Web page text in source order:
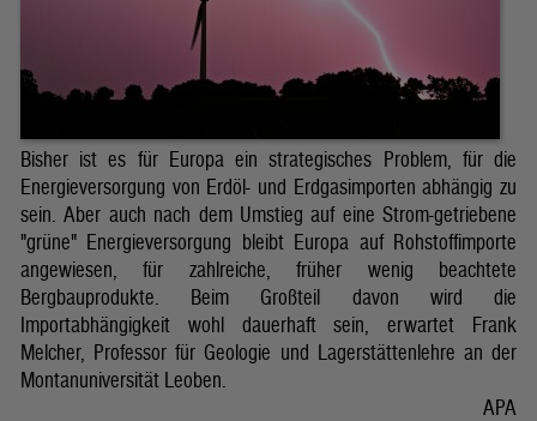
Bisher ist es für Europa ein strategisches Problem, für die
Energieversorgung von Erdöl- und Erdgasimporten abhängig zu
sein. Aber auch nach dem Umstieg auf eine Strom-getriebene
"grüne" Energieversorgung bleibt Europa auf Rohstoffimporte
angewiesen, für zahlreiche, früher wenig beachtete
Bergbauprodukte. Beim Großteil davon wird die
Importabhängigkeit wohl dauerhaft sein, erwartet Frank
Melcher, Professor für Geologie und Lagerstättenlehre an der
Montanuniversität Leoben.
APA